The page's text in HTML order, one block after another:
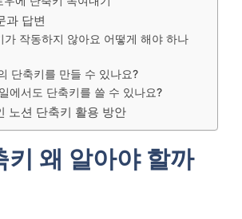
과 답변
가 작동하지 않아요 어떻게 해야 하나
단축키를 만들 수 있나요?
에서도 단축키를 쓸 수 있나요?
노션 단축키 활용 방안
키 왜 알아야 할까